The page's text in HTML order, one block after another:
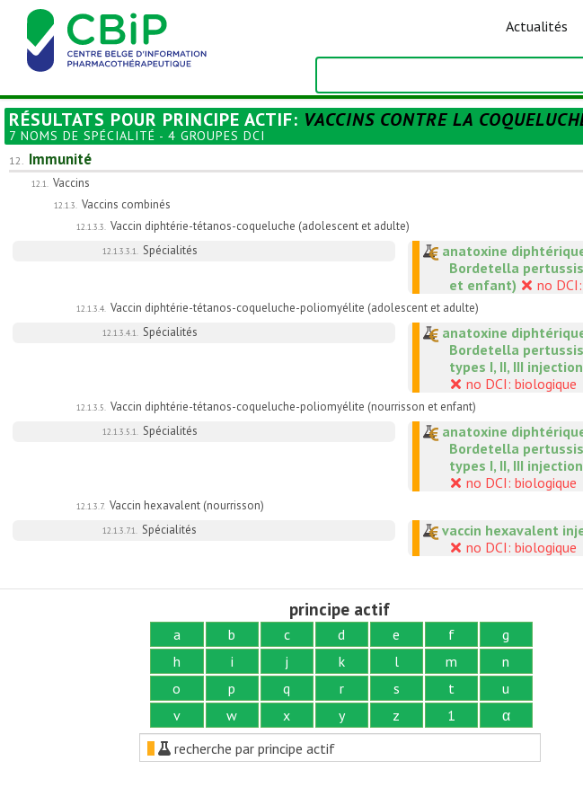
Actualités
RÉSULTATS POUR PRINCIPE ACTIF: VACCINS CONTRE LA
7 NOMS DE SPÉCIALITÉ - 4 GROUPES DCI
12. Immunité
12.1. Vaccins
12.1.3. Vaccins combinés
12.1.3.3. Vaccin diphtérie-tétanos-coqueluche (adolescent et adulte)
12.1.3.3.1. Spécialités
anatoxine
Bordetella
et enfant)
no
12.1.3.4. Vaccin diphtérie-tétanos-coqueluche-poliomyélite (adolescent et adulte)
12.1.3.4.1. Spécialités
anatoxine
Bordetella
types I, II, III
no DCI: biologique
12.1.3.5. Vaccin diphtérie-tétanos-coqueluche-poliomyélite (nourrisson et enfant)
12.1.3.5.1. Spécialités
anatoxine
Bordetella
types I, II, III
no DCI: biologique
12.1.3.7. Vaccin hexavalent (nourrisson)
12.1.3.7.1. Spécialités
vaccin hexavalent
no DCI: biologique
principe actif
a b c d e f
g
h
i j k l m
n
o
p q r s t
u
v
w x y z 1
α
recherche par principe actif